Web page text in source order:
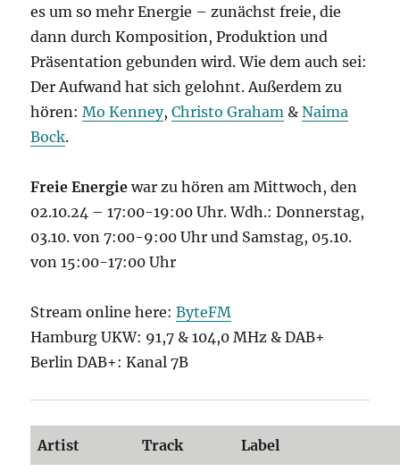
es um so mehr Energie – zunächst freie, die
dann durch Komposition, Produktion und
Präsentation gebunden wird. Wie dem auch sei:
Der Aufwand hat sich gelohnt. Außerdem zu
hören:Mo Kenney,Christo Graham &Naima
Bock.
Freie Energiewar zu hören am Mittwoch, den
02.10.24 – 17:00-19:00 Uhr. Wdh.: Donnerstag,
03.10. von 7:00-9:00 Uhr und Samstag, 05.10.
von 15:00-17:00 Uhr
Stream online here:ByteFM
Hamburg UKW: 91,7 & 104,0 MHz & DAB+
Berlin DAB+: Kanal 7B
Artist Track Label